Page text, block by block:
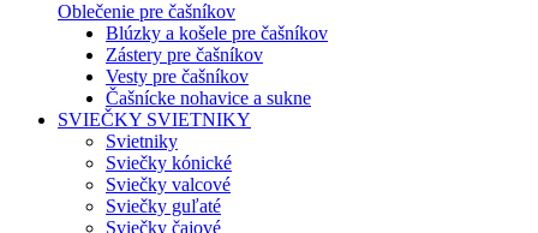
Oblečenie pre čašníkov
Blúzky a košele pre čašníkov
Zástery pre čašníkov
Vesty pre čašníkov
Čašnícke nohavice a sukne
SVIEČKY SVIETNIKY
Svietniky
Sviečky kónické
Sviečky valcové
Sviečky guľaté
Sviečky čajové